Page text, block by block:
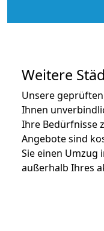
Weitere
Unsere
Ihnen
Ihre Bedürfnisse
Angebote sind
Sie einen Umzug
außerhalb Ihres